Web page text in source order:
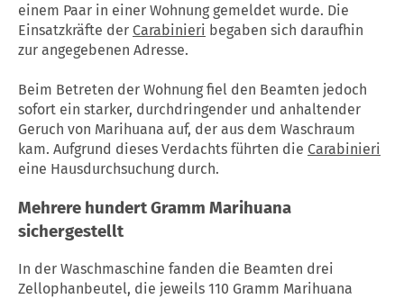
einem Paar in einer Wohnung gemeldet wurde. Die
Einsatzkräfte der Carabinieri begaben sich daraufhin
zur angegebenen Adresse.
Beim Betreten der Wohnung fiel den Beamten jedoch
sofort ein starker, durchdringender und anhaltender
Geruch von Marihuana auf, der aus dem Waschraum
kam. Aufgrund dieses Verdachts führten die Carabinieri
eine Hausdurchsuchung durch.
Mehrere hundert Gramm Marihuana
sichergestellt
In der Waschmaschine fanden die Beamten drei
Zellophanbeutel, die jeweils 110 Gramm Marihuana